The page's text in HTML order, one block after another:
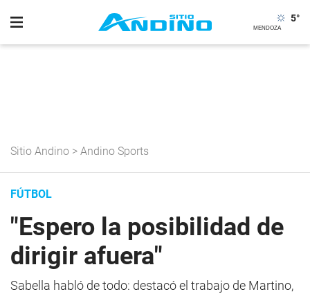
5°
Sitio Andino > Andino Sports
FÚTBOL
"Espero la posibilidad de
dirigir afuera"
Sabella habló de todo: destacó el trabajo de Martino,